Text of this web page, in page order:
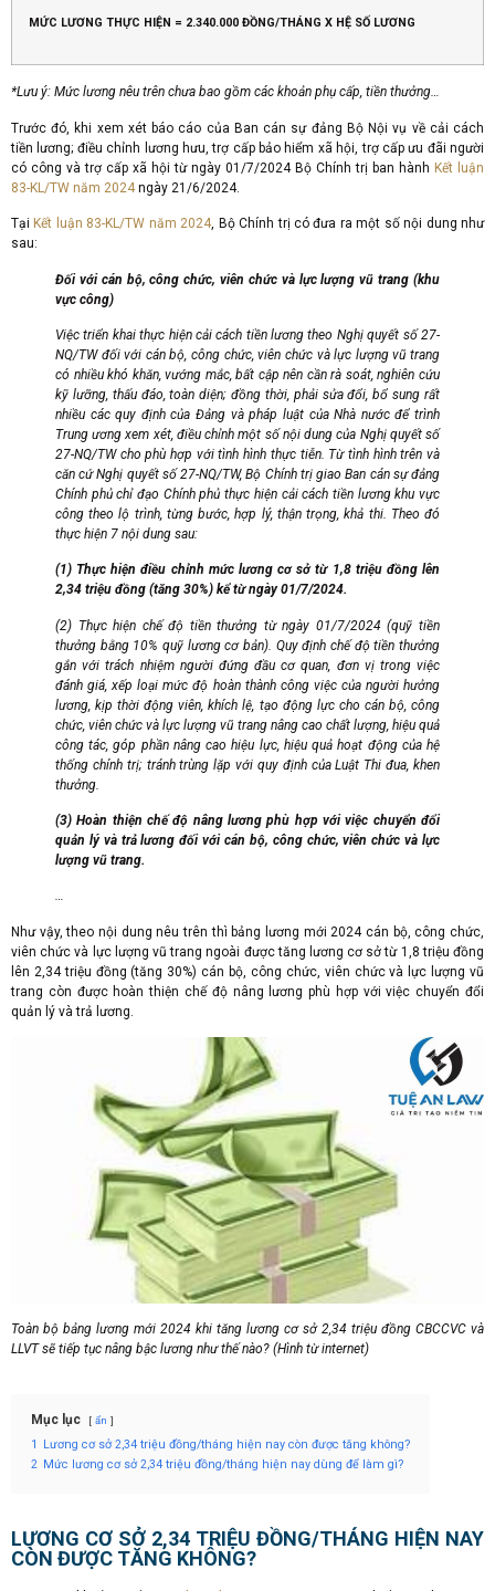
MỨC LƯƠNG THỰC HIỆN = 2.340.000 ĐỒNG/THÁNG X HỆ SỐ LƯƠNG
*Lưu ý: Mức lương nêu trên chưa bao gồm các khoản phụ cấp, tiền thưởng…
Trước đó, khi xem xét báo cáo của Ban cán sự đảng Bộ Nội vụ về cải cách
tiền lương; điều chỉnh lương hưu, trợ cấp bảo hiểm xã hội, trợ cấp ưu đãi người
có công và trợ cấp xã hội từ ngày 01/7/2024 Bộ Chính trị ban hành Kết luận
83-KL/TW năm 2024ngày 21/6/2024.
Tại Kết luận 83-KL/TW năm 2024, Bộ Chính trị có đưa ra một số nội dung như
sau:
Đối với cán bộ, công chức, viên chức và lực lượng vũ trang (khu
vực công)
Việc triển khai thực hiện cải cách tiền lương theo Nghị quyết số 27-
NQ/TW đối với cán bộ, công chức, viên chức và lực lượng vũ trang
có nhiều khó khăn, vướng mắc, bất cập nên cần rà soát, nghiên cứu
kỹ lưỡng, thấu đáo, toàn diện; đồng thời, phải sửa đổi, bổ sung rất
nhiều các quy định của Đảng và pháp luật của Nhà nước để trình
Trung ương xem xét, điều chỉnh một số nội dung của Nghị quyết số
27-NQ/TW cho phù hợp với tình hình thực tiễn. Từ tình hình trên và
căn cứ Nghị quyết số 27-NQ/TW, Bộ Chính trị giao Ban cán sự đảng
Chính phủ chỉ đạo Chính phủ thực hiện cải cách tiền lương khu vực
công theo lộ trình, từng bước, hợp lý, thận trọng, khả thi. Theo đó
thực hiện 7 nội dung sau:
(1) Thực hiện điều chỉnh mức lương cơ sở từ 1,8 triệu đồng lên
2,34 triệu đồng (tăng 30%) kể từ ngày 01/7/2024.
(2) Thực hiện chế độ tiền thưởng từ ngày 01/7/2024 (quỹ tiền
thưởng bằng 10% quỹ lương cơ bản). Quy định chế độ tiền thưởng
gắn với trách nhiệm người đứng đầu cơ quan, đơn vị trong việc
đánh giá, xếp loại mức độ hoàn thành công việc của người hưởng
lương, kịp thời động viên, khích lệ, tạo động lực cho cán bộ, công
chức, viên chức và lực lượng vũ trang nâng cao chất lượng, hiệu quả
công tác, góp phần nâng cao hiệu lực, hiệu quả hoạt động của hệ
thống chính trị; tránh trùng lặp với quy định của Luật Thi đua, khen
thưởng.
(3) Hoàn thiện chế độ nâng lương phù hợp với việc chuyển đổi
quản lý và trả lương đối với cán bộ, công chức, viên chức và lực
lượng vũ trang.
…
Như vậy, theo nội dung nêu trên thì bảng lương mới 2024 cán bộ, công chức,
viên chức và lực lượng vũ trang ngoài được tăng lương cơ sở từ 1,8 triệu đồng
lên 2,34 triệu đồng (tăng 30%) cán bộ, công chức, viên chức và lực lượng vũ
trang còn được hoàn thiện chế độ nâng lương phù hợp với việc chuyển đổi
quản lý và trả lương.
Toàn bộ bảng lương mới 2024 khi tăng lương cơ sở 2,34 triệu đồng CBCCVC và
LLVT sẽ tiếp tục nâng bậc lương như thế nào? (Hình từ internet)
Mục lục ẩn
1
Lương cơ sở 2,34 triệu đồng/tháng hiện nay còn được tăng không?
2 Mức lương cơ sở 2,34 triệu đồng/tháng hiện nay dùng để làm gì?
LƯƠNG CƠ SỞ 2,34 TRIỆU ĐỒNG/THÁNG HIỆN NAY
CÒN ĐƯỢC TĂNG KHÔNG?